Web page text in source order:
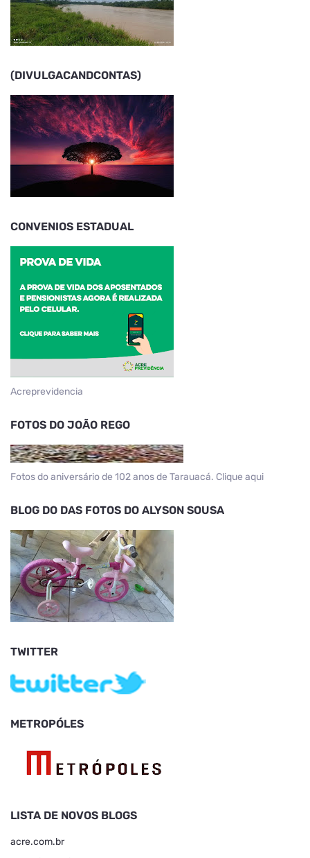
(DIVULGACANDCONTAS)
CONVENIOS ESTADUAL
Acreprevidencia
FOTOS DO JOÃO REGO
Fotos do aniversário de 102 anos de Tarauacá. Clique aqui
BLOG DO DAS FOTOS DO ALYSON SOUSA
TWITTER
METROPÓLES
LISTA DE NOVOS BLOGS
acre.com.br